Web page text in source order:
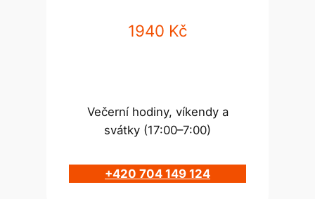
1940 Kč
Večerní hodiny, víkendy a
svátky (17:00–7:00)
+420 704 149 124